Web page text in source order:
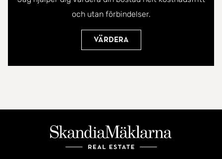
och utan förbindelser.
Värdera